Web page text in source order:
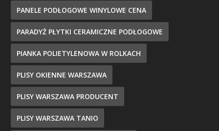
PANELE PODŁOGOWE WINYLOWE CENA
PARADYŻ PŁYTKI CERAMICZNE PODŁOGOWE
PIANKA POLIETYLENOWA W ROLKACH
PLISY OKIENNE WARSZAWA
PLISY WARSZAWA PRODUCENT
PLISY WARSZAWA TANIO